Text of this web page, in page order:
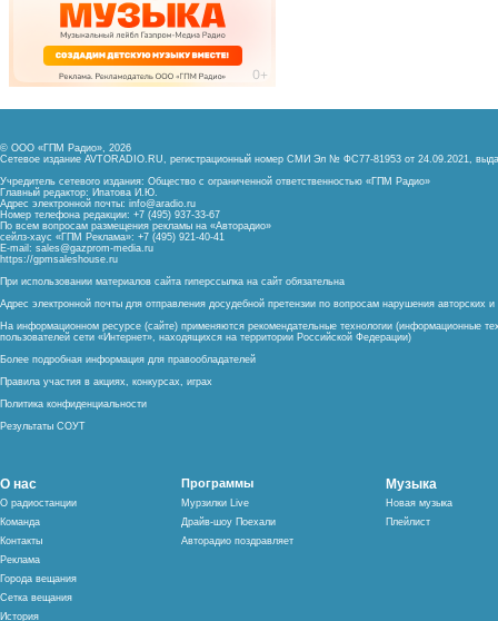
© ООО «ГПМ Радио», 2026
Сетевое издание AVTORADIO.RU, регистрационный номер СМИ Эл № ФС77-81953 от 24.09.2021,
Учредитель сетевого издания: Общество с ограниченной ответственностью «ГПМ Радио»
Главный редактор: Ипатова И.Ю.
Адрес электронной почты: info@aradio.ru
Номер телефона редакции: +7 (495) 937-33-67
По всем вопросам размещения рекламы на «Авторадио»
сейлз-хаус «ГПМ Реклама»: +7 (495) 921-40-41
E-mail: sales@gazprom-media.ru
https://gpmsaleshouse.ru
При использовании материалов сайта гиперссылка на сайт обязательна
Адрес электронной почты для отправления досудебной претензии по вопросам нарушения авторских
На информационном ресурсе (сайте) применяются рекомендательные технологии (информационные
пользователей сети «Интернет», находящихся на территории Российской Федерации)
Более подробная информация для правообладателей
Правила участия в акциях, конкурсах, играх
Политика конфиденциальности
Результаты СОУТ
О нас
О радиостанции
Команда
Контакты
Реклама
Города вещания
Сетка вещания
История
Программы
Мурзилки Live
Драйв-шоу Поехали
Авторадио поздравляет
Музыка
Новая музыка
Плейлист